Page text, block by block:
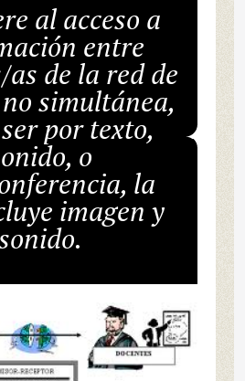
al acceso a
entre
de la red de
simultánea,
por texto,
o
la
imagen y